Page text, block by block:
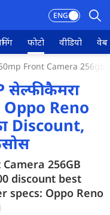
ENG
फोटो वीडियो वेब
Front Camera
सेल्फी कैमरा
Oppo Reno
Discount,
256GB
discount best
specs: Oppo Reno